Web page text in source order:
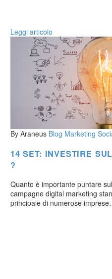
Leggi articolo
By Araneus Blog Marketing
14 SET: INVESTIRE
?
Quanto è importante puntare
campagne digital marketing
principale di numerose